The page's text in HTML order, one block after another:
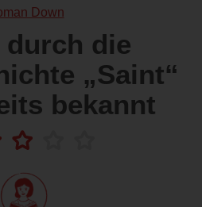
Down
durch die
„Saint“
bekannt